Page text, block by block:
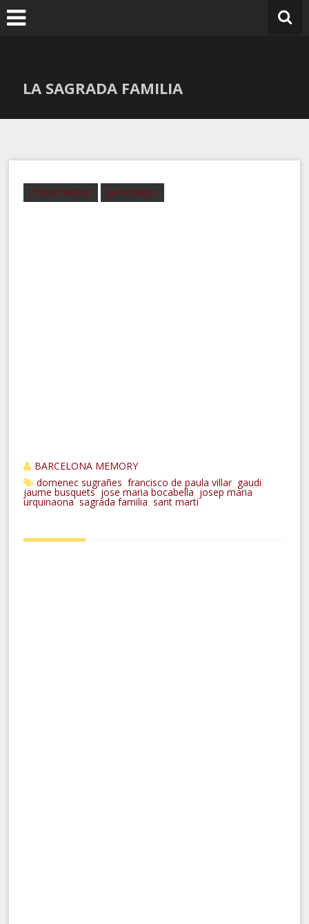
Ir
al
LA SAGRADA FAMILIA
monumentos personajes
BARCELONA MEMORY
domenec sugrañes
,francisco de paula villar, gaudi
jaume busquets jose maria bocabella josep maria
urquinaona ,sagrada familia ,sant marti